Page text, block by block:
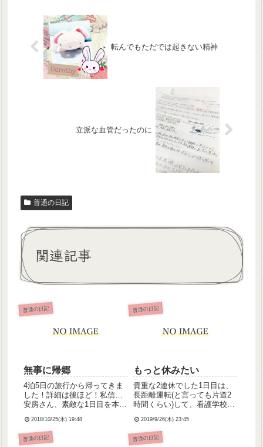
転んでもただでは起きない精神
立派な血管だったのに
普通の日記
関連記事
普通の日記
無事に帰郷
4泊5日の旅行から帰ってきま
した！詳細は後ほど！私信…
安房さん、素敵な1日目を本当
2018/10/25(木) 19:48
普通の日記
もっと休みたい
貴重な2連休でした1日目は、
長距離運転(と言っても片道2
時間くらい)して、看護学校時
会いに行ってきた( ΦωΦ )練氏
とおしゃべりしながら2匹の猫
さんと戯れてすっごい癒され
2019/9/26(木) 23:45
普通の日記 普通の日記